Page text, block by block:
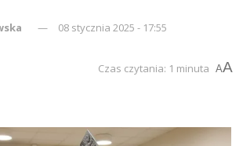
08 stycznia 2025 - 17:55
Czas czytania: 1 minuta AA